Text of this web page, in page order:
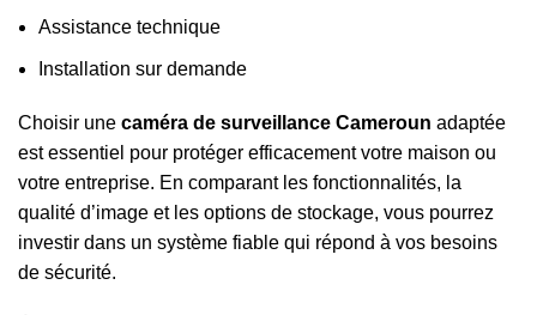
Assistance technique
Installation sur demande
Choisir une caméra de surveillance Cameroun adaptée
est essentiel pour protéger efficacement votre maison ou
votre entreprise. En comparant les fonctionnalités, la
qualité d’image et les options de stockage, vous pourrez
investir dans un système fiable qui répond à vos besoins
de sécurité.